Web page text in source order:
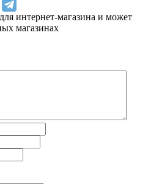
интернет-магазина и может
магазинах